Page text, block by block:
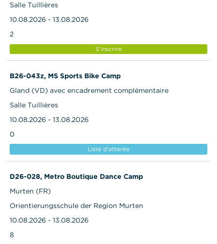
Salle Tuillières
10.08.2026 - 13.08.2026
2
S'inscrire
B26-043z, MS Sports Bike Camp
Gland (VD) avec encadrement complémentaire
Salle Tuillières
10.08.2026 - 13.08.2026
0
Liste d'attente
D26-028, Metro Boutique Dance Camp
Murten (FR)
Orientierungsschule der Region Murten
10.08.2026 - 13.08.2026
8